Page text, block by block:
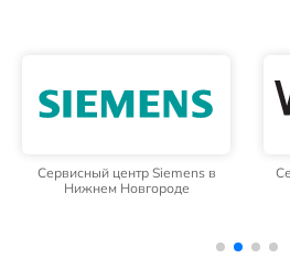
Сервисный центр Siemens в
Нижнем Новгороде